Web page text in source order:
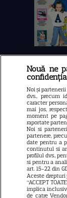
Nouă ne
Noi și
dvs., precum
caracter
mai jos,
moment pe
raportate
Noi si
partenere,
date pentru a
continutul si
profilul dvs.,
si pentru a
art. 15-22 din
Aceste
“ACCEPT
implica
de catre